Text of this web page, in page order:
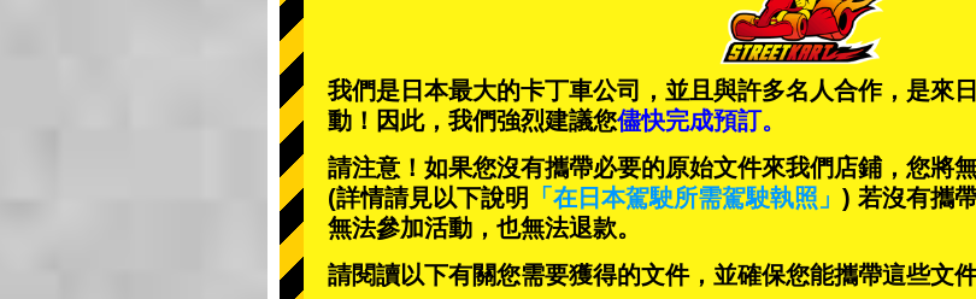
我們是日本最大的卡丁車公司，並且與許多名人合作，是來
動 ！因此，我們強烈建議您儘快完成預訂。
請注意！如果您沒有攜帶必要的原始文件來我們店鋪，您將
(詳情請見以下說明
「在日本駕駛所需駕駛執照」 ) 若沒有攜
無法參加活動，也無法退款。
請閱讀以下有關您需要獲得的文件，並確保您能攜帶這些文